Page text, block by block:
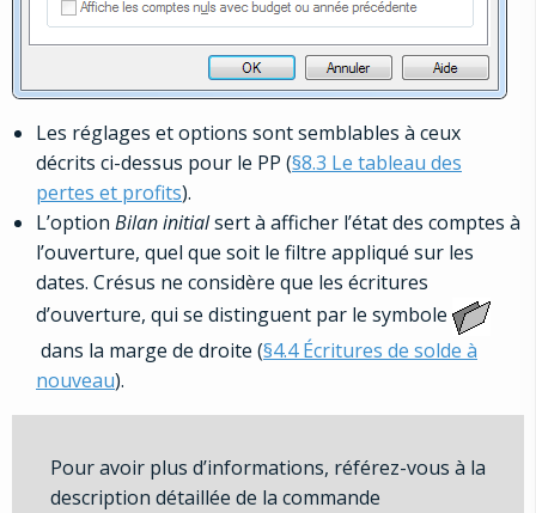
Les réglages et options sont semblables à ceux
décrits ci-dessus pour le PP (§8.3 Le tableau des
pertes et profits).
L’option Bilan initialsert à afficher l’état des comptes à
l’ouverture, quel que soit le filtre appliqué sur les
dates. Crésus ne considère que les écritures
d’ouverture, qui se distinguent par le symbole
dans la marge de droite (§4.4 Écritures de solde à
nouveau).
Pour avoir plus d’informations, référez-vous à la
description détaillée de la commande